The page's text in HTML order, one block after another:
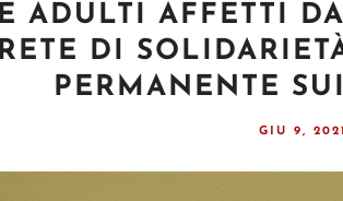
ADULTI AFFETTI
DI
PERMANENTE
GIU 9, 2021